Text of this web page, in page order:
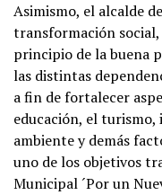
Asimismo, el alcalde
transformación
principio de la buena
las distintas
a fin de fortalecer
educación, el
ambiente y demás
uno de los objetivos
Municipal ´Por un